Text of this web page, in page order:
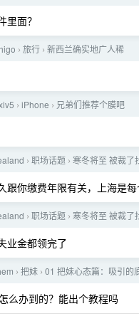
里面？
› 旅行 › 新西兰确实地广人稀
› iPhone › 兄弟们推荐个膜吧
› 职场话题 › 寒冬将至 被裁了
跟你缴费年限有关，上海是
› 职场话题 › 寒冬将至 被裁了
业金都领完了
› 把妹 › 01 把妹心态篇：吸引的
么办到的？能出个教程吗